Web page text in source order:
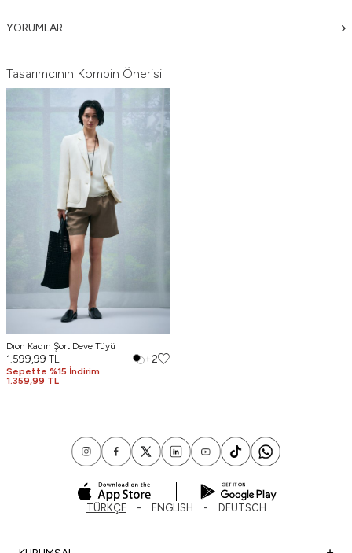
YORUMLAR
Tasarımcının Kombin Önerisi
Dıon Kadın Şort Deve Tüyü
1.599,99 TL
Sepette %15 İndirim
1.359,99 TL
+2
TÜRKÇE ENGLISH DEUTSCH